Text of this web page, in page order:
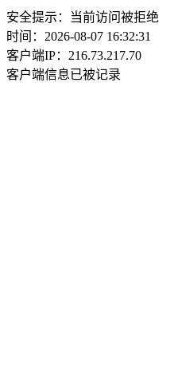
安全提示：当前访问被拒绝
时间：2026-08-07 16:32:31
客户端IP：216.73.217.70
客户端信息已被记录